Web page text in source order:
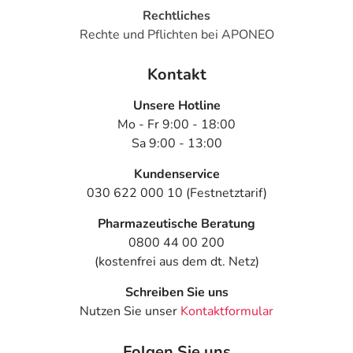
Ist Ihnen das Arzneimittel trotz einer Gegenanzeige
verordnet worden, sprechen Sie mit Ihrem Arzt oder
als das Risiko, das die Anwendung bei einer
Nebenwirkungen
Welche unerwünschten Wirkungen können auftreten?
- Magen-Darm-Beschwerden, wie:
- Gewichtszunahme
- Mundtrockenheit
Rechtliches
Rechte und Pflichten bei APONEO
Kontakt
Unsere Hotline
Mo - Fr 9:00 - 18:00
Sa 9:00 - 13:00
Kundenservice
030 622 000 10 (Festnetztarif)
Pharmazeutische Beratung
0800 44 00 200
(kostenfrei aus dem dt. Netz)
Schreiben Sie uns
Nutzen Sie unser Kontaktformular